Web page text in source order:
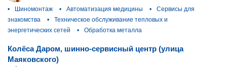
•
Шиномонтаж • Автоматизация медицины •
Сервисы для
знакомства
•
Техническое обслуживание тепловых и
энергетических сетей
• Обработка металла
Колёса Даром, шинно-сервисный центр (улица
Маяковского)